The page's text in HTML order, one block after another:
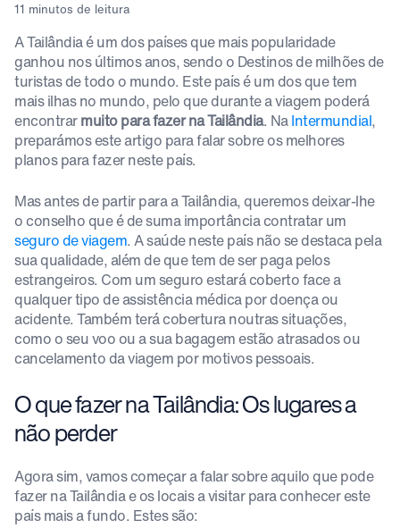
11 minutos de leitura
A Tailândia é um dos países que mais popularidade
ganhou nos últimos anos, sendo o Destinos de milhões de
turistas de todo o mundo. Este país é um dos que tem
mais ilhas no mundo, pelo que durante a viagem poderá
encontrarmuito para fazer na Tailândia. NaIntermundial,
preparámos este artigo para falar sobre os melhores
planos para fazer neste país.
Mas antes de partir para a Tailândia, queremos deixar-lhe
o conselho que é de suma importância contratar um
seguro de viagem. A saúde neste país não se destaca pela
sua qualidade, além de que tem de ser paga pelos
estrangeiros. Com um seguro estará coberto face a
qualquer tipo de assistência médica por doença ou
acidente. Também terá cobertura noutras situações,
como o seu voo ou a sua bagagem estão atrasados ou
cancelamento da viagem por motivos pessoais.
O que fazer na Tailândia: Os lugares a
não perder
Agora sim, vamos começar a falar sobre aquilo que pode
fazer na Tailândia e os locais a visitar para conhecer este
país mais a fundo. Estes são: